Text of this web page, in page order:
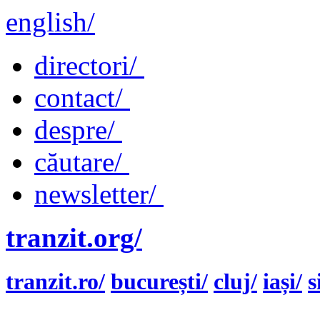
english/
directori/
contact/
despre/
căutare/
newsletter/
tranzit.org/
tranzit.ro/ bucurești/ cluj/ iași/